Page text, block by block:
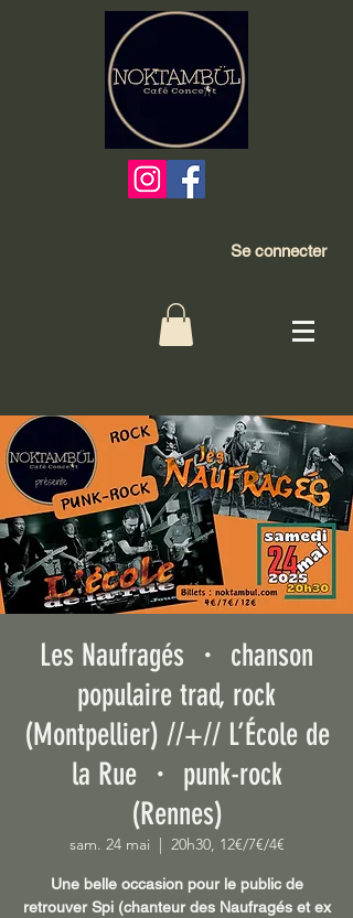
Se connecter
Les Naufragés ・ chanson
populaire trad, rock
(Montpellier) //+// L’École de
la Rue ・ punk-rock
(Rennes)
sam. 24 mai
  |
20h30, 12€/7€/4€
Une belle occasion pour le public de
retrouver Spi (chanteur des Naufragés et ex